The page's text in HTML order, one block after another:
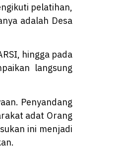
pelatihan,
adalah Desa
hingga pada
langsung
Penyandang
adat Orang
ini menjadi